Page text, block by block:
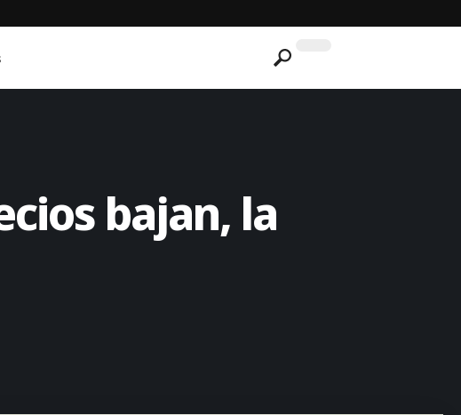
bajan, la